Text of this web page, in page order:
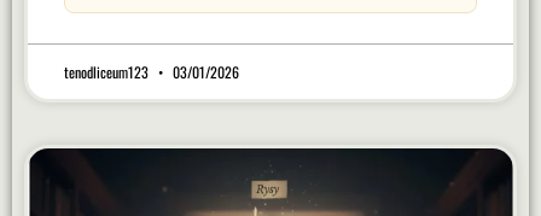
tenodliceum123 03/01/2026